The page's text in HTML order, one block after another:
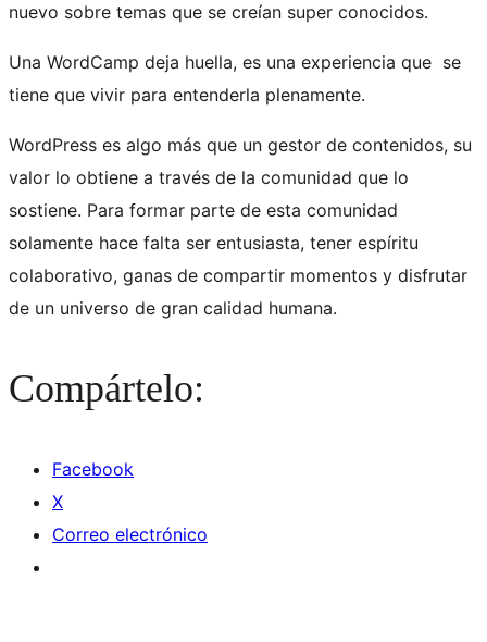
nuevo sobre temas que se creían super conocidos.
Una WordCamp deja huella, es una experiencia que se
tiene que vivir para entenderla plenamente.
WordPress es algo más que un gestor de contenidos, su
valor lo obtiene a través de la comunidad que lo
sostiene. Para formar parte de esta comunidad
solamente hace falta ser entusiasta, tener espíritu
colaborativo, ganas de compartir momentos y disfrutar
de un universo de gran calidad humana.
Compártelo:
Facebook
X
Correo electrónico